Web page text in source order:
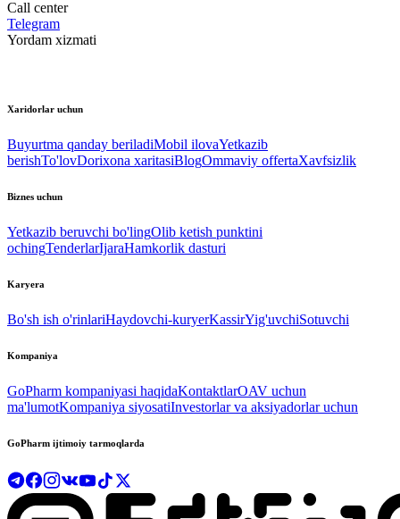
Call center
Telegram
Yordam xizmati
Xaridorlar uchun
Buyurtma qanday beriladiMobil ilovaYetkazib
berishTo'lovDorixona xaritasiBlogOmmaviy offertaXavfsizlik
Biznes uchun
Yetkazib beruvchi bo'lingOlib ketish punktini
ochingTenderlarIjaraHamkorlik dasturi
Karyera
Bo'sh ish o'rinlariHaydovchi-kuryerKassirYig'uvchiSotuvchi
Kompaniya
GoPharm kompaniyasi haqidaKontaktlarOAV uchun
ma'lumotKompaniya siyosatiInvestorlar va aksiyadorlar uchun
GoPharm ijtimoiy tarmoqlarda